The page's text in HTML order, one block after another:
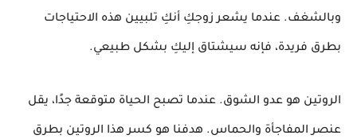
وبالشغف. عندما يشعر زوجكِ أنكِ تلبيين هذه الاحتياجات
بطرق فريدة، فإنه سيشتاق إليكِ بشكل طبيعي.
الروتين هو عدو الشوق. عندما تصبح الحياة متوقعة جدًا، يقل
عنصر المفاجأة والحماس. هدفنا هو كسر هذا الروتين بطرق